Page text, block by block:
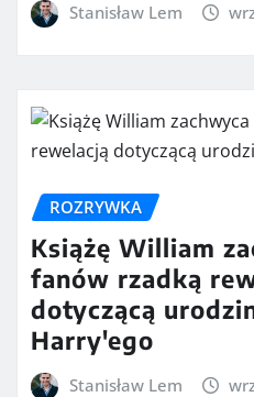
Stanisław Lem
ROZRYWKA
Książę William
fanów rzadką
dotyczącą
Harry'ego
Stanisław Lem